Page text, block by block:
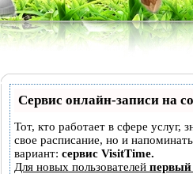
Сервис онлайн-записи на
Тот, кто работает в сфере услуг,
свое расписание, но и
вариант: сервис VisitTime.
Для новых пользователей первый